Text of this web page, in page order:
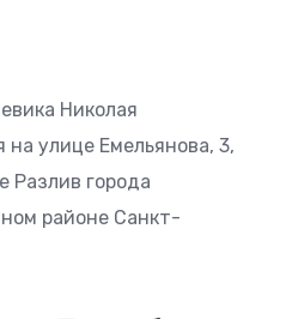
Николая
улице Емельянова, 3,
Разлив города
районе Санкт-